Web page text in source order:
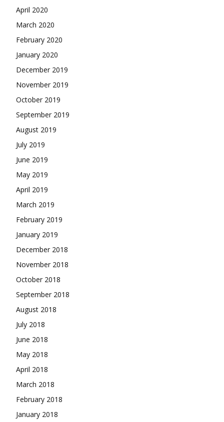
April 2020
March 2020
February 2020
January 2020
December 2019
November 2019
October 2019
September 2019
August 2019
July 2019
June 2019
May 2019
April 2019
March 2019
February 2019
January 2019
December 2018
November 2018
October 2018
September 2018
August 2018
July 2018
June 2018
May 2018
April 2018
March 2018
February 2018
January 2018